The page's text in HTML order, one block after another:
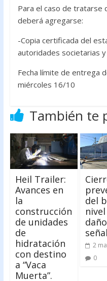
Para el caso de tratarse
deberá agregarse:
-Copia certificada del
autoridades societarias
Fecha límite de entrega
miércoles 16/10
También te
Heil Trailer:
Avances en
la
construcción
de unidades
de
hidratación
con destino
a “Vaca
Muerta”.
del
2
0